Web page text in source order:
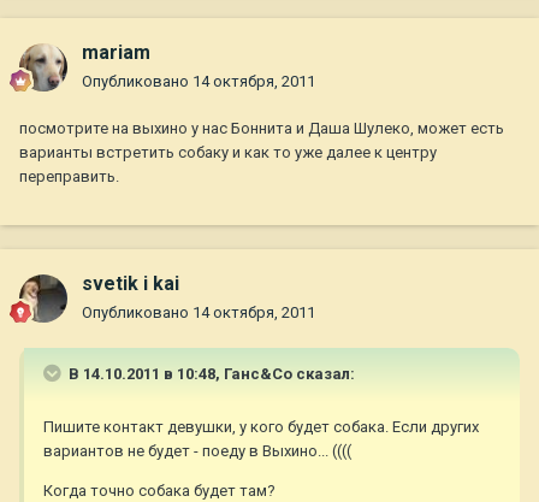
mariam
Опубликовано 14 октября, 2011
посмотрите на выхино у нас Боннита и Даша Шулеко, может есть
варианты встретить собаку и как то уже далее к центру
переправить.
svetik i kai
Опубликовано 14 октября, 2011
В 14.10.2011 в 10:48, Ганс&Co сказал:
Пишите контакт девушки, у кого будет собака. Если других
вариантов не будет - поеду в Выхино... ((((
Когда точно собака будет там?